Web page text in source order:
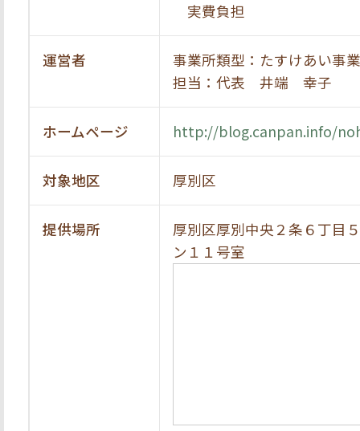
実費負担
運営者
事業所類型：たすけあい事業
担当：代表 井端 幸子
ホームページ http://blog.canpan.info/
対象地区 厚別区
提供場所
厚別区厚別中央２条６丁目
ン１１号室